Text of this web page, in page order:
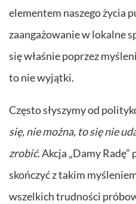
elementem naszego życia
zaangażowanie w lokalne
się właśnie poprzez
to nie wyjątki.
Często słyszymy od
się, nie można, to się nie
zrobić. Akcja „Damy Radę”
skończyć z takim
wszelkich trudności